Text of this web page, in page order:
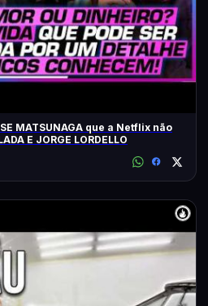
MATSUNAGA que a Netflix não
E JORGE LORDELLO